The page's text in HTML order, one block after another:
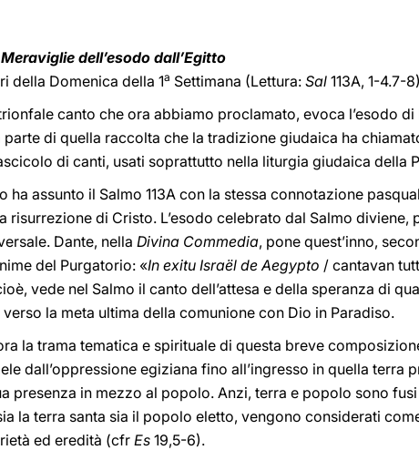
Meraviglie dell’esodo dall’Egitto
della Domenica della 1a Settimana (Lettura: Sal 113A, 1-4.7-8)
canto che ora abbiamo proclamato, evoca l’esodo
parte di quella raccolta che la tradizione giudaica ha
di canti, usati soprattutto nella liturgia giudaica della
ha assunto il Salmo 113A con la stessa connotazione
risurrezione di Cristo. L’esodo celebrato dal Salmo diviene,
Dante, nella Divina Commedia, pone quest’inno,
del Purgatorio: «In exitu Israël de Aegypto / cantavan
vede nel Salmo il canto dell’attesa e della speranza di
la meta ultima della comunione con Dio in Paradiso.
la trama tematica e spirituale di questa breve
dall’oppressione egiziana fino all’ingresso in quella terra
presenza in mezzo al popolo. Anzi, terra e popolo sono
la terra santa sia il popolo eletto, vengono considerati
ed eredità (cfr Es 19,5-6).